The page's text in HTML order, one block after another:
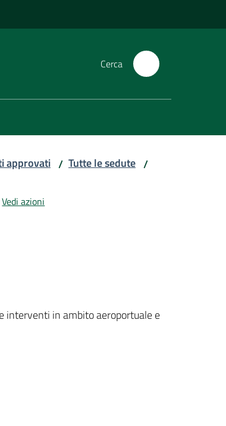
Cerca
approvati / Tutte le sedute /
Vedi azioni
interventi in ambito aeroportuale e